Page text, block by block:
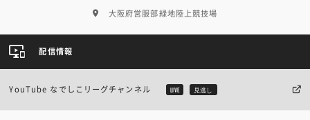
大阪府営服部緑地陸上競技場
配信情報
YouTube なでしこリーグチャンネル LIVE 見逃し